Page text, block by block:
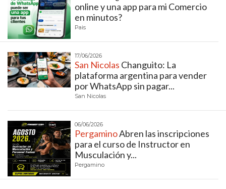
TECNOLOGÍA
SERVICIOS
PRONÓSTICO
HORÓSCOPO
CHANGUITO.COM.AR Y
CÓMO FUNCIONA: CREAR
TIENDAS ONLINE CON
PEDIDOS POR WHATSAPP
online y una app para mi Comercio
en minutos?
Pais
17/06/2026
San Nicolas Changuito: La
plataforma argentina para vender
por WhatsApp sin pagar...
San Nicolas
06/06/2026
PergaminoAbren las inscripciones
para el curso de Instructor en
Musculación y...
Pergamino